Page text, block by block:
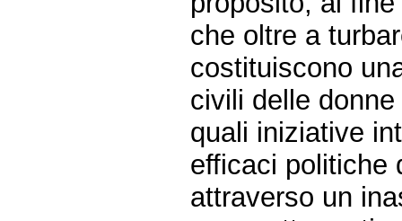
che oltre a
costituiscono
civili delle
quali iniziative
efficaci politiche
attraverso un